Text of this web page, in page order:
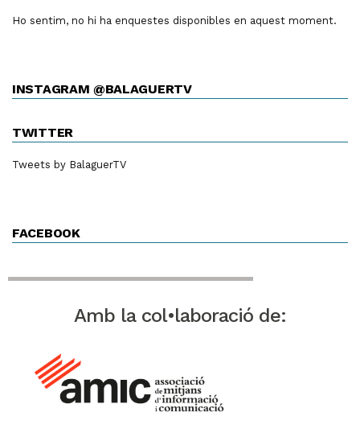
Ho sentim, no hi ha enquestes disponibles en aquest moment.
INSTAGRAM @BALAGUERTV
TWITTER
Tweets by BalaguerTV
FACEBOOK
Amb la col•laboració de: